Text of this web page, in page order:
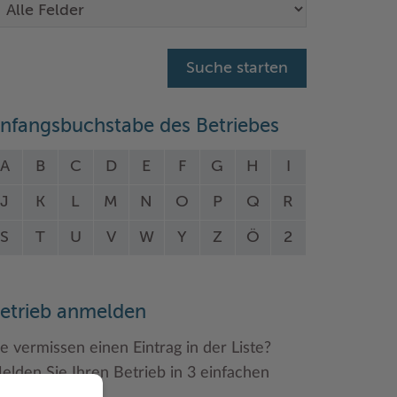
des Betriebes
A B C D E F G H
J K L M N O P Q R
S T U V W Y Z Ö 2
anmelden
vermissen einen Eintrag in der Liste?
Sie Ihren Betrieb in 3 einfachen